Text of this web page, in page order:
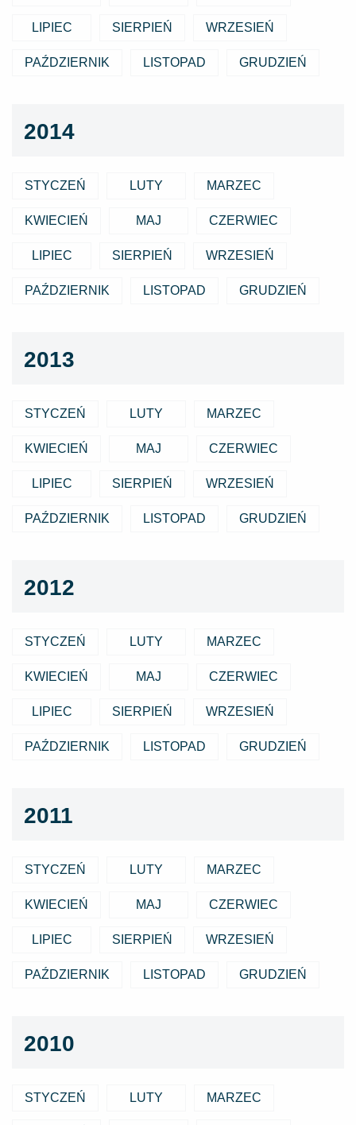
LIPIEC SIERPIEŃ WRZESIEŃ
PAŹDZIERNIK LISTOPAD GRUDZIEŃ
2014
STYCZEŃ LUTY MARZEC
KWIECIEŃ MAJ CZERWIEC
LIPIEC SIERPIEŃ WRZESIEŃ
PAŹDZIERNIK LISTOPAD GRUDZIEŃ
2013
STYCZEŃ LUTY MARZEC
KWIECIEŃ MAJ CZERWIEC
LIPIEC SIERPIEŃ WRZESIEŃ
PAŹDZIERNIK LISTOPAD GRUDZIEŃ
2012
STYCZEŃ LUTY MARZEC
KWIECIEŃ MAJ CZERWIEC
LIPIEC SIERPIEŃ WRZESIEŃ
PAŹDZIERNIK LISTOPAD GRUDZIEŃ
2011
STYCZEŃ LUTY MARZEC
KWIECIEŃ MAJ CZERWIEC
LIPIEC SIERPIEŃ WRZESIEŃ
PAŹDZIERNIK LISTOPAD GRUDZIEŃ
2010
STYCZEŃ LUTY MARZEC